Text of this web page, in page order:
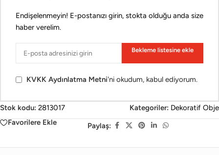
Endişelenmeyin! E-postanızı girin, stokta olduğu anda size
haber verelim.
Bekleme listesine ekle
KVKK Aydınlatma Metni'ni okudum, kabul ediyorum.
Stok kodu: 2813017 Kategoriler: Dekoratif Obje
Favorilere Ekle
Paylaş: